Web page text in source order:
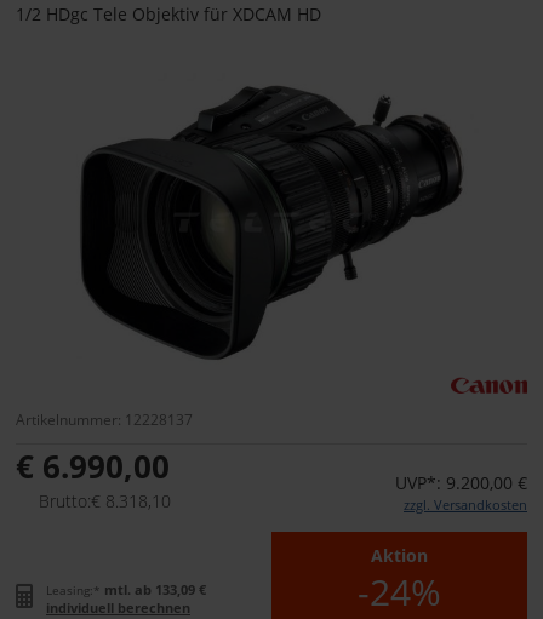
1/2 HDgc Tele Objektiv für XDCAM HD
Artikelnummer: 12228137
€ 6.990,00
Brutto:€ 8.318,10
UVP*: 9.200,00 €
zzgl. Versandkosten
Aktion
-24%
Leasing:* mtl. ab 133,09 €
individuell berechnen